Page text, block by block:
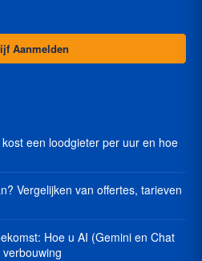
Aanmelden
een loodgieter per uur en hoe
Vergelijken van offertes, tarieven
Hoe u AI (Gemini en Chat